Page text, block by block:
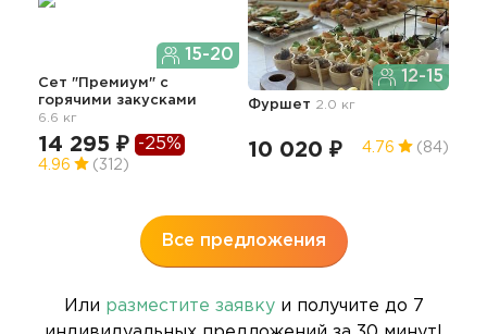
15-20
Сет "Премиум" с
горячими закусками
6.6 кг
14 295 ₽ -25%
4.96 (312)
12-15
Фуршет 2.0 кг
10 020 ₽ 4.76 (84)
Все предложения
Или разместите заявкуи получите до 7